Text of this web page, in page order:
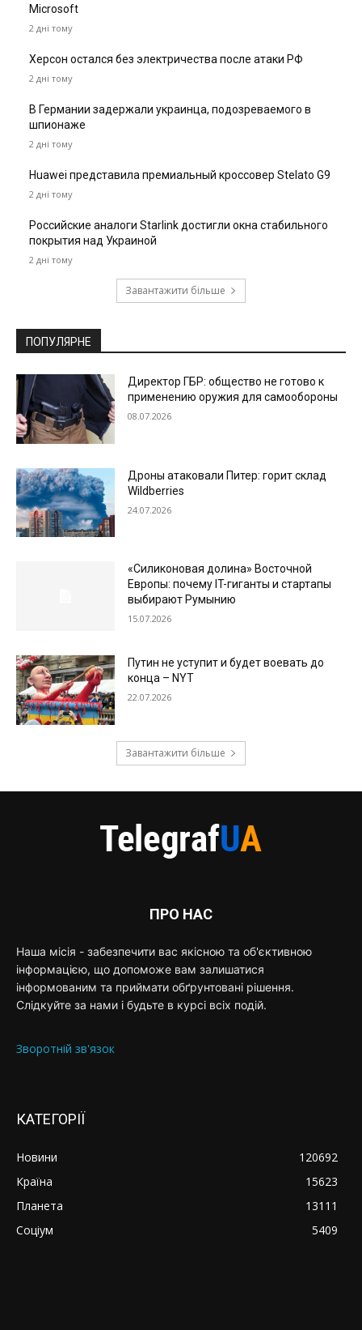
Microsoft
2 дні тому
Херсон остался без электричества после атаки РФ
2 дні тому
В Германии задержали украинца, подозреваемого в
шпионаже
2 дні тому
Huawei представила премиальный кроссовер Stelato G9
2 дні тому
Российские аналоги Starlink достигли окна стабильного
покрытия над Украиной
2 дні тому
Завантажити більше
ПОПУЛЯРНЕ
Директор ГБР: общество не готово к
применению оружия для самообороны
08.07.2026
Дроны атаковали Питер: горит склад
Wildberries
24.07.2026
«Силиконовая долина» Восточной
Европы: почему IT-гиганты и стартапы
выбирают Румынию
15.07.2026
Путин не уступит и будет воевать до
конца – NYT
22.07.2026
Завантажити більше
ПРО НАС
Наша місія - забезпечити вас якісною та об'єктивною
інформацією, що допоможе вам залишатися
інформованим та приймати обґрунтовані рішення.
Слідкуйте за нами і будьте в курсі всіх подій.
Зворотній зв'язок
КАТЕГОРІЇ
Новини
120692
Країна
15623
Планета
13111
Соціум
5409